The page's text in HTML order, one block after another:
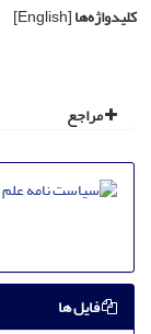
کلیدواژه‌ها[English]
مراجع
فایل ها